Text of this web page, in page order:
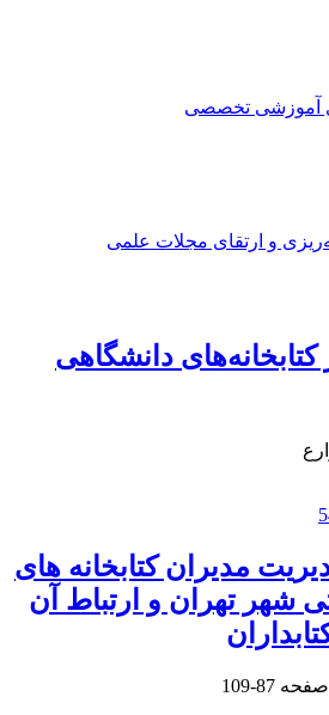
آموزشی تخصصی
و ارتقای مجلات علمی
دانشگاهی
مدیران کتابخانه های
شهر تهران و ارتباط آن
87-109